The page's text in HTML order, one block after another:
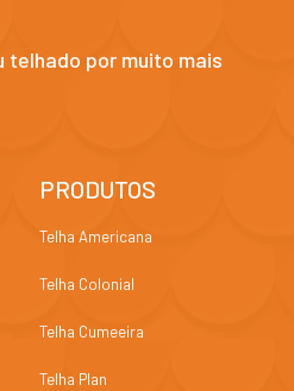
telhado por muito mais
PRODUTOS
Telha Americana
Telha Colonial
Telha Cumeeira
Telha Plan